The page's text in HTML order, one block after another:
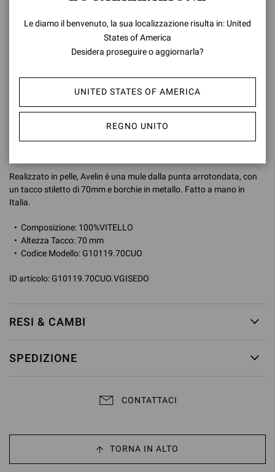
AVVISAMI QUANDO DISPONIBILE
VERIFICA LA DISPONIBILITÀ IN BOUTIQUE
AGGIUNGI ALLA LISTA DEI DESIDERI
Realizzato in pelle, Avelin è una mule dalla punta arrotondata, con
un tacco stiletto di 70mm e borchie in metallo. Fatto a mano in
Italia.
Composizione: 100%VITELLO
Altezza Tacco: 70 mm
Codice Modello: G10119.70CUO
ID articolo:G10119.70CUO.VGISEDO
RESI & CAMBI
SPEDIZIONE
CONTATTACI
TORNA IN ALTO
Le diamo il benvenuto, la sua localizzazione risulta in: United
States of America
Desidera proseguire o aggiornarla?
UNITED STATES OF AMERICA
REGNO UNITO